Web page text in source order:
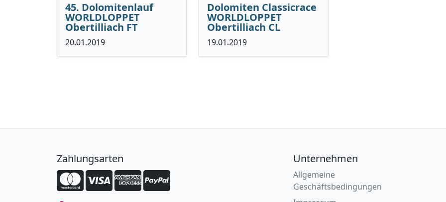
45. Dolomitenlauf
WORLDLOPPET
Obertilliach FT
20.01.2019
Dolomiten Classicrace
WORLDLOPPET
Obertilliach CL
19.01.2019
Zahlungsarten Unternehmen
Allgemeine
Geschäftsbedingungen